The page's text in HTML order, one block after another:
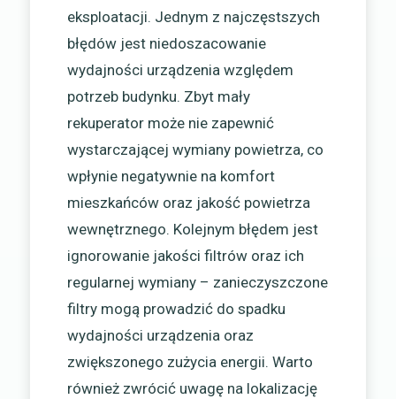
eksploatacji. Jednym z najczęstszych
błędów jest niedoszacowanie
wydajności urządzenia względem
potrzeb budynku. Zbyt mały
rekuperator może nie zapewnić
wystarczającej wymiany powietrza, co
wpłynie negatywnie na komfort
mieszkańców oraz jakość powietrza
wewnętrznego. Kolejnym błędem jest
ignorowanie jakości filtrów oraz ich
regularnej wymiany – zanieczyszczone
filtry mogą prowadzić do spadku
wydajności urządzenia oraz
zwiększonego zużycia energii. Warto
również zwrócić uwagę na lokalizację